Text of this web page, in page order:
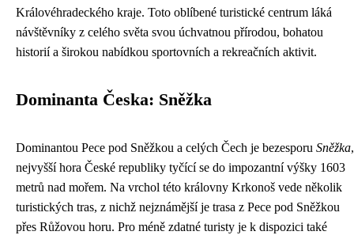
Královéhradeckého kraje. Toto oblíbené turistické centrum láká
návštěvníky z celého světa svou úchvatnou přírodou, bohatou
historií a širokou nabídkou sportovních a rekreačních aktivit.
Dominanta Česka: Sněžka
Dominantou Pece pod Sněžkou a celých Čech je bezesporu Sněžka,
nejvyšší hora České republiky tyčící se do impozantní výšky 1603
metrů nad mořem. Na vrchol této královny Krkonoš vede několik
turistických tras, z nichž nejznámější je trasa z Pece pod Sněžkou
přes Růžovou horu. Pro méně zdatné turisty je k dispozici také